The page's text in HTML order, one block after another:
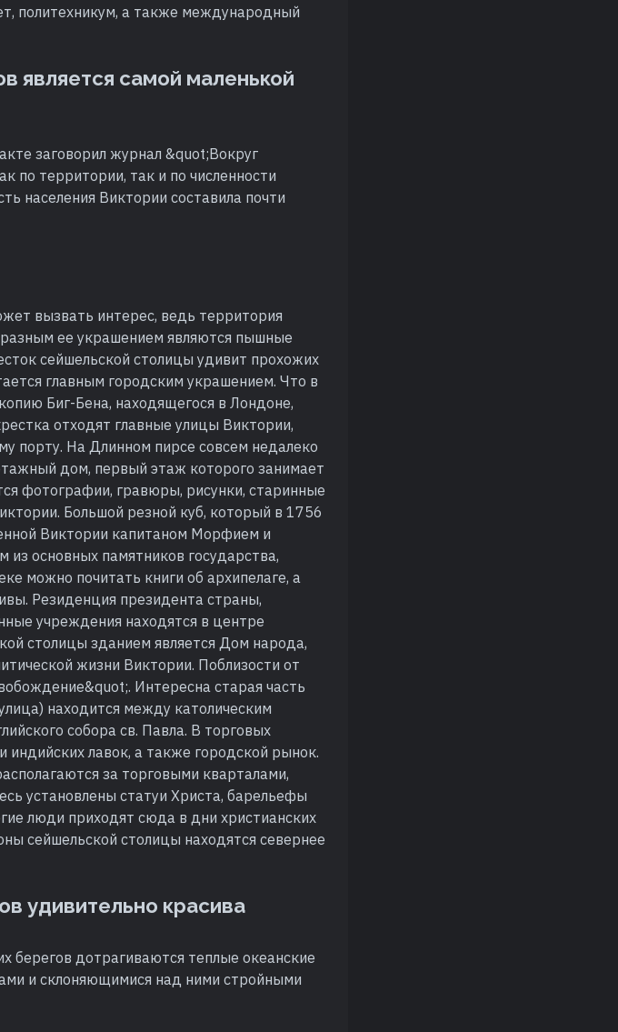
политехникум, а также международный
является самой маленькой
заговорил журнал &quot;Вокруг
по территории, так и по численности
населения Виктории составила почти
вызвать интерес, ведь территория
ее украшением являются пышные
сейшельской столицы удивит прохожих
главным городским украшением. Что в
Биг-Бена, находящегося в Лондоне,
отходят главные улицы Виктории,
порту. На Длинном пирсе совсем недалеко
дом, первый этаж которого занимает
фотографии, гравюры, рисунки, старинные
Большой резной куб, который в 1756
Виктории капитаном Морфием и
основных памятников государства,
можно почитать книги об архипелаге, а
Резиденция президента страны,
учреждения находятся в центре
столицы зданием является Дом народа,
жизни Виктории. Поблизости от
Интересна старая часть
находится между католическим
собора св. Павла. В торговых
лавок, а также городской рынок.
за торговыми кварталами,
установлены статуи Христа, барельефы
люди приходят сюда в дни христианских
сейшельской столицы находятся севернее
удивительно красива
берегов дотрагиваются теплые океанские
и склоняющимися над ними стройными